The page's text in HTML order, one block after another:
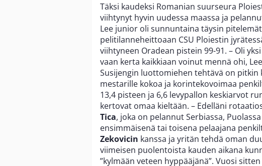
Täksi kaudeksi Romanian suurseura
viihtynyt hyvin uudessa maassa ja
Lee junior oli sunnuntaina täysin
pelitilanneheittoaan CSU Ploiestin
viihtyneen Oradean pistein 99-91. – Oli
vaan kerta kaikkiaan voinut mennä ohi,
Susijengin luottomiehen tehtävä on
mestarille kokoa ja korintekovoimaa
13,4 pisteen ja 6,6 levypallon keskiarvot
kertovat omaa kieltään. – Edelläni
Tica, joka on pelannut Serbiassa,
ensimmäisenä tai toisena pelaajana
Zekovicin kanssa ja yritän tehdä oman
viimeisen puolentoista kauden aikana
”kylmään veteen hyppääjänä”. Vuosi